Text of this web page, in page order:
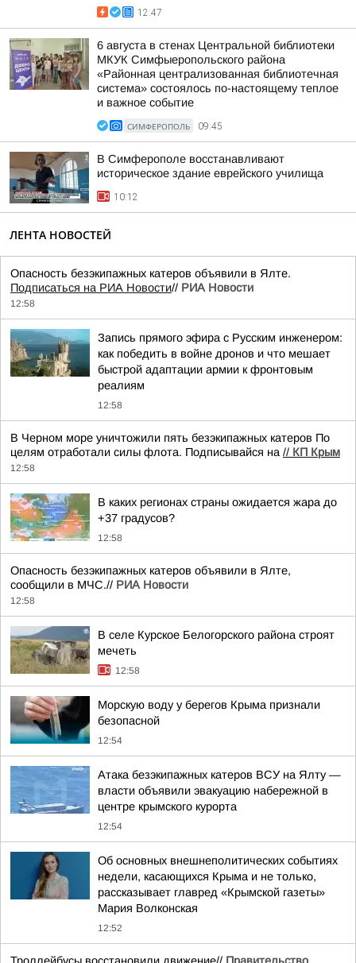
12:47
6 августа в стенах Центральной библиотеки
МКУК Симфыеропольского района
«Районная централизованная библиотечная
система» состоялось по-настоящему теплое
и важное событие
СИМФЕРОПОЛЬ 09:45
В Симферополе восстанавливают
историческое здание еврейского училища
10:12
ЛЕНТА НОВОСТЕЙ
Опасность безэкипажных катеров объявили в Ялте.
Подписаться на РИА Новости// РИА Новости
12:58
Запись прямого эфира с Русским инженером:
как победить в войне дронов и что мешает
быстрой адаптации армии к фронтовым
реалиям
12:58
В Черном море уничтожили пять безэкипажных катеров По
целям отработали силы флота. Подписывайся на // КП Крым
12:58
В каких регионах страны ожидается жара до
+37 градусов?
12:58
Опасность безэкипажных катеров объявили в Ялте,
сообщили в МЧС.// РИА Новости
12:58
В селе Курское Белогорского района строят
мечеть
12:58
Морскую воду у берегов Крыма признали
безопасной
12:54
Атака безэкипажных катеров ВСУ на Ялту —
власти объявили эвакуацию набережной в
центре крымского курорта
12:54
Об основных внешнеполитических событиях
недели, касающихся Крыма и не только,
рассказывает главред «Крымской газеты»
Мария Волконская
12:52
Троллейбусы восстановили движение// Правительство